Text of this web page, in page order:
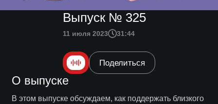
Выпуск № 325
11 июля 2023 31:44
Поделиться
О выпуске
В этом выпуске обсуждаем, как поддержать близкого